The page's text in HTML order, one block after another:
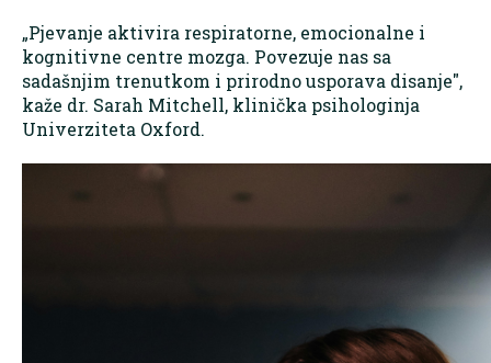
„Pjevanje aktivira respiratorne, emocionalne i
kognitivne centre mozga. Povezuje nas sa
sadašnjim trenutkom i prirodno usporava disanje",
kaže dr. Sarah Mitchell, klinička psihologinja
Univerziteta Oxford.